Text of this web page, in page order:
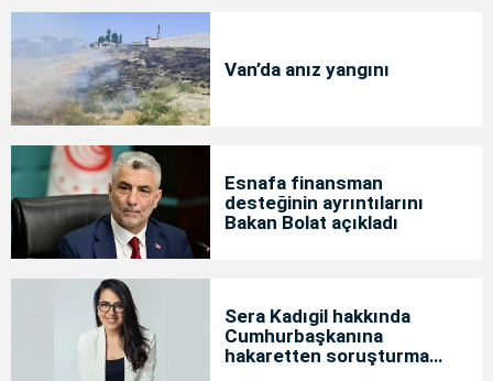
Van’da anız yangını
Esnafa finansman
desteğinin ayrıntılarını
Bakan Bolat açıkladı
Sera Kadıgil hakkında
Cumhurbaşkanına
hakaretten soruşturma